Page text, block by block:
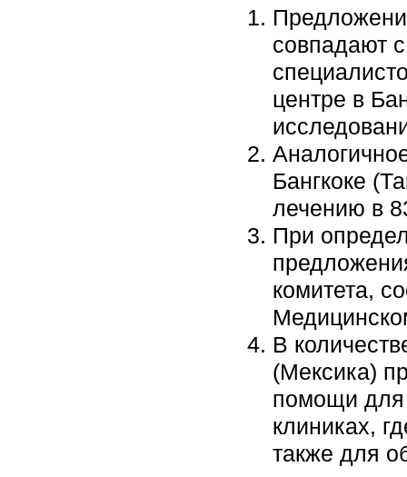
совпадают
центре в
Бангкоке
лечению в
При
комитета,
В
(Мексика)
помощи для
клиниках,
также для